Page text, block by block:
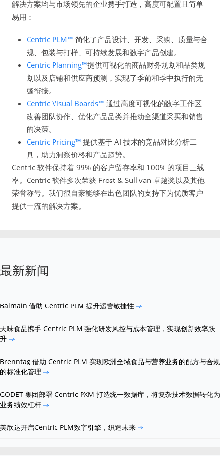
解决方案均与市场领先的企业携手打造，高度可配置且简单
易用：
Centric PLM™ 简化了产品设计、开发、采购、质量与合
规、包装与打样、可持续发展和数字产品创建。
Centric Planning™提供可视化的商品财务规划和品类规
划以及店铺和供应商预测，实现了季前和季中执行的无
缝衔接。
Centric Visual Boards™ 通过高度可视化的数字工作区
改善团队协作、优化产品品类并推动全渠道采买和销售
的决策。
Centric Pricing™ 提供基于 AI 技术的竞品对比分析工
具，助力洞察价格和产品趋势。
Centric 软件保持着 99% 的客户留存率和 100% 的项目上线
率。Centric 软件多次荣获 Frost & Sullivan 卓越奖以及其他
荣誉称号。我们很自豪能够在出色团队的支持下为优质客户
提供一流的解决方案。
最新新闻
Balmain 借助 Centric PLM 提升运营敏捷性
天味食品携手 Centric PLM 强化研发风控与成本管理，实现创新效率跃
升
Brenntag 借助 Centric PLM 实现欧洲全域食品与营养业务的配方与合规
的标准化管理
GODET 集团部署 Centric PXM 打造统一数据库，将复杂技术数据转化为
业务绩效杠杆
美欣达开启Centric PLM数字引擎，织造未来